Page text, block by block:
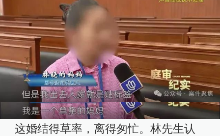
这婚结得草率，离得匆忙。林先生认